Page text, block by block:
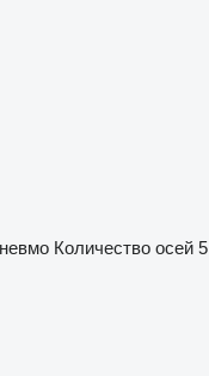
Количество осей 5